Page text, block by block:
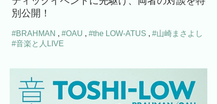
別公開！
#BRAHMAN , #OAU , #the LOW-ATUS , #山崎まさよし
#音楽と人LIVE